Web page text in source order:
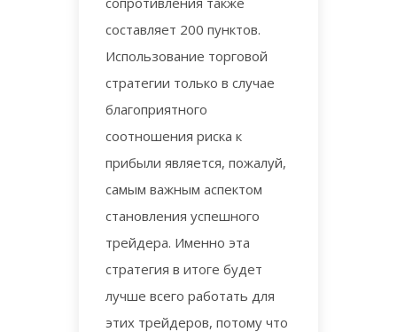
составляет 200 пунктов.
Использование торговой
стратегии только в случае
благоприятного
соотношения риска к
прибыли является, пожалуй,
самым важным аспектом
становления успешного
трейдера. Именно эта
стратегия в итоге будет
лучше всего работать для
этих трейдеров, потому что